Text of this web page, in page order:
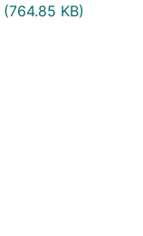
(764.85 KB)